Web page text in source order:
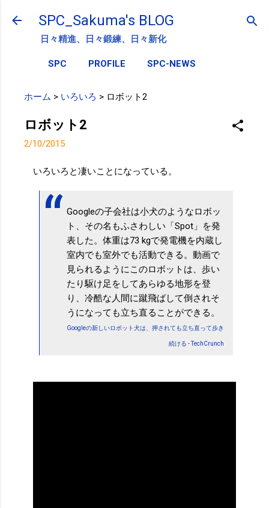
スキップしてメイン コンテンツに移動
SPC_Sakuma's BLOG
日々精進、日々鍛練、日々新化
SPC PROFILE SPC-NEWS
ホーム > いろいろ > ロボット2
ロボット2
2/10/2015
いろいろと凄いことになっている。
Googleの子会社は小犬のようなロボッ
ト、その名もふさわしい「Spot」を発
表した。体重は73 kgで発電機を内蔵し
室内でも室外でも活動できる。動画で
見られるようにこのロボットは、歩い
たり駆け足をしてあらゆる地形を登
り、冷酷な人間に蹴飛ばして倒されそ
うになっても立ち直ることができる。
Googleの新しいロボット犬は、押されても立ち直って歩き
続ける - TechCrunch